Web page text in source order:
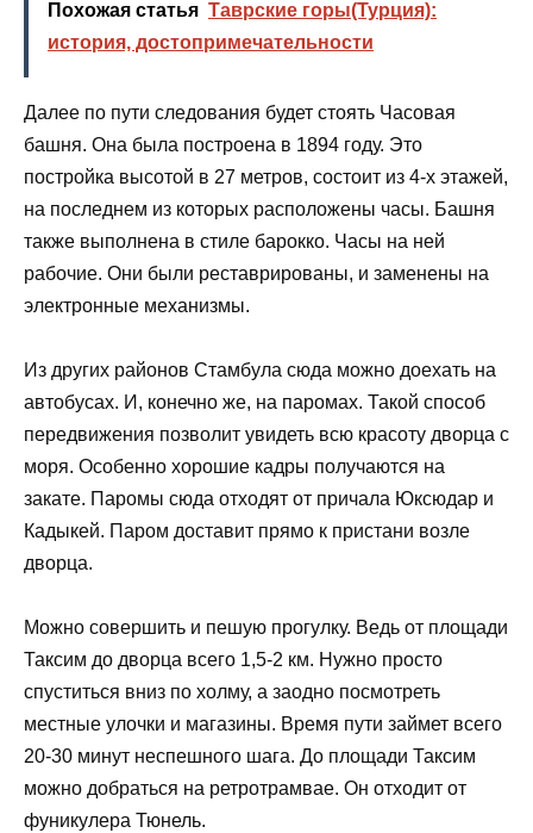
Похожая статья Таврские горы(Турция):
история, достопримечательности
Далее по пути следования будет стоять Часовая
башня. Она была построена в 1894 году. Это
постройка высотой в 27 метров, состоит из 4-х этажей,
на последнем из которых расположены часы. Башня
также выполнена в стиле барокко. Часы на ней
рабочие. Они были реставрированы, и заменены на
электронные механизмы.
Из других районов Стамбула сюда можно доехать на
автобусах. И, конечно же, на паромах. Такой способ
передвижения позволит увидеть всю красоту дворца с
моря. Особенно хорошие кадры получаются на
закате. Паромы сюда отходят от причала Юксюдар и
Кадыкей. Паром доставит прямо к пристани возле
дворца.
Можно совершить и пешую прогулку. Ведь от площади
Таксим до дворца всего 1,5-2 км. Нужно просто
спуститься вниз по холму, а заодно посмотреть
местные улочки и магазины. Время пути займет всего
20-30 минут неспешного шага. До площади Таксим
можно добраться на ретротрамвае. Он отходит от
фуникулера Тюнель.